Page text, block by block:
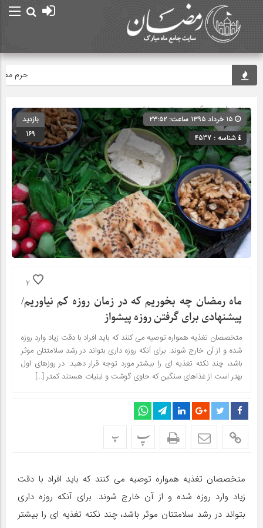
حرم مطهر
صفحه اصلی» گروه » دسته‌بندی نشده
شناسه : 4537
بازدید
169
2
ماه رمضان چه بخوریم که در زمان روزه کم نیاوریم/
پیشنهادی برای گرفتن روزه پیشواز
متخصصان تغذیه همواره توصیه می کنند که باید افراد با دقت زیاد وارد روزه
شده و از آن خارج شوند. برای آنکه روزه داری بتواند در رشد سلامتتان موثر
باشد، چند نکته تغذیه ای را بیشتر مورد توجه قرار دهید: در روزهای اول
بهتر است از غذاهای سنگین که حاوی گوشت و لبنیات هستند کمتر […]
پ پ
متخصصان تغذیه همواره توصیه می کنند که باید افراد با دقت
زیاد وارد روزه شده و از آن خارج شوند. برای آنکه روزه داری
بتواند در رشد سلامتتان موثر باشد، چند نکته تغذیه ای را بیشتر